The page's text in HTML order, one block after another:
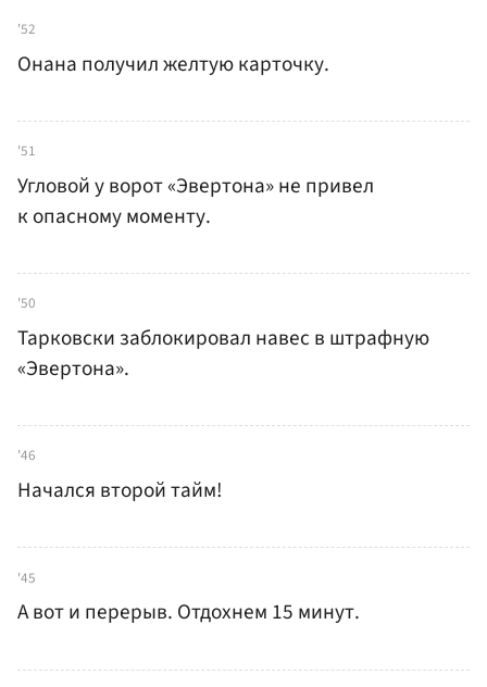
'52
Онана получил желтую карточку.
'51
Угловой у ворот «Эвертона» не привел
к опасному моменту.
'50
Тарковски заблокировал навес в штрафную
«Эвертона».
'46
Начался второй тайм!
'45
А вот и перерыв. Отдохнем 15 минут.